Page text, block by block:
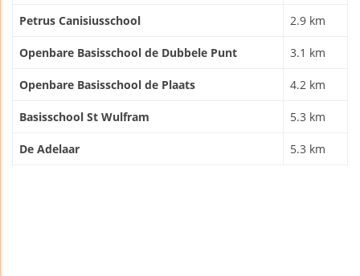
Petrus Canisiusschool 2.9 km
Openbare Basisschool de Dubbele Punt 3.1 km
Openbare Basisschool de Plaats 4.2 km
Basisschool St Wulfram 5.3 km
De Adelaar 5.3 km